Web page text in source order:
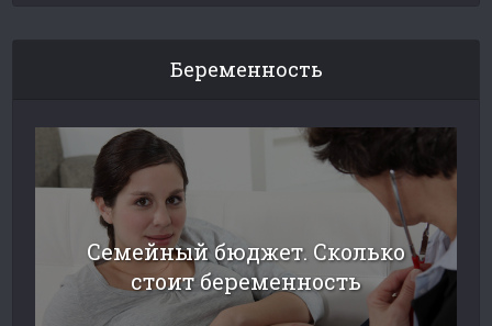
Беременность
Семейный бюджет. Сколько
стоит беременность